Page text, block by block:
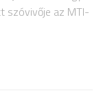
szóvivője az MTI-